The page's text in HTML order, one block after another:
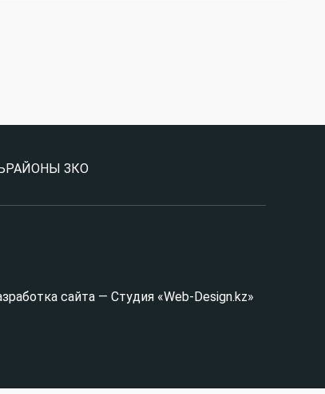
РАЙОНЫ ЗКО
сайта — Студия «Web-Design.kz»